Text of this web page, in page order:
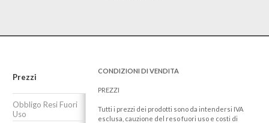
Prezzi
Obbligo Resi Fuori
Uso
CONDIZIONI DI VENDITA
PREZZI
Tutti i prezzi dei prodotti sono da intendersi IVA
esclusa, cauzione del reso fuori uso e costi di